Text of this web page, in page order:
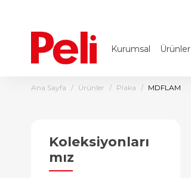
Kurumsal Ürünler
Ana Sayfa Ürünler Plaka MDFLAM
Koleksiyonları
mız